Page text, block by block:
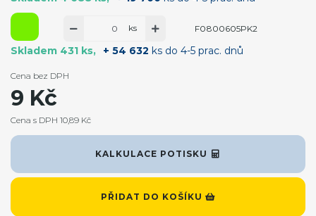
Skladem 431 ks + 54 632 ks do 4-5 prac. dnů
ks F0800605PK2
KALKULACE POTISKU
PŘIDAT DO KOŠÍKU
Cena bez DPH
9 Kč
Cena s DPH 10,89 Kč